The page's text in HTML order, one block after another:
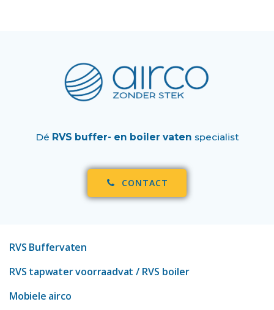
Dé RVS buffer- en boiler vaten specialist
CONTACT
RVS Buffervaten
RVS tapwater voorraadvat / RVS boiler
Mobiele airco